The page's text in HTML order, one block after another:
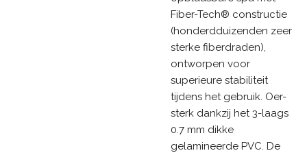
Fiber-Tech® constructie
(honderdduizenden zeer
sterke fiberdraden),
ontworpen voor
superieure stabiliteit
tijdens het gebruik. Oer-
sterk dankzij het 3-laags
0.7 mm dikke
gelamineerde PVC. De